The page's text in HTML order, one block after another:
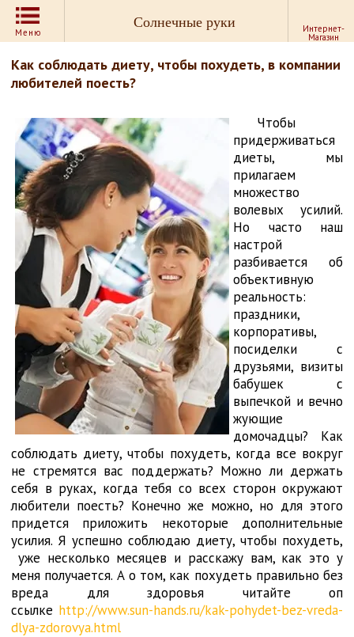
Меню
Солнечные руки Интернет-
Магазин
Как соблюдать диету, чтобы похудеть, в компании
любителей поесть?
Чтобы
придерживаться
диеты, мы
прилагаем
множество
волевых усилий.
Но часто наш
настрой
разбивается об
объективную
реальность:
праздники,
корпоративы,
посиделки с
друзьями, визиты
бабушек с
выпечкой и вечно
жующие
домочадцы? Как
соблюдать диету, чтобы похудеть, когда все вокруг
не стремятся вас поддержать? Можно ли держать
себя в руках, когда тебя со всех сторон окружают
любители поесть? Конечно же можно, но для этого
придется приложить некоторые дополнительные
усилия. Я успешно соблюдаю диету, чтобы похудеть,
уже несколько месяцев и расскажу вам, как это у
меня получается. А о том, как похудеть правильно без
вреда для здоровья читайте оп
ссылке http://www.sun-hands.ru/kak-pohydet-bez-vreda-
dlya-zdorovya.html